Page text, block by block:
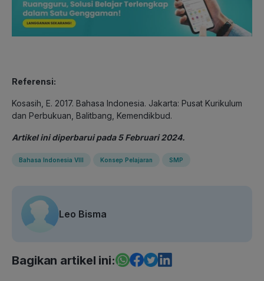
Referensi:
Kosasih, E. 2017. Bahasa Indonesia. Jakarta: Pusat Kurikulum
dan Perbukuan, Balitbang, Kemendikbud.
Artikel ini diperbarui pada 5 Februari 2024.
Bahasa Indonesia VIII Konsep Pelajaran SMP
Leo Bisma
Bagikan artikel ini: